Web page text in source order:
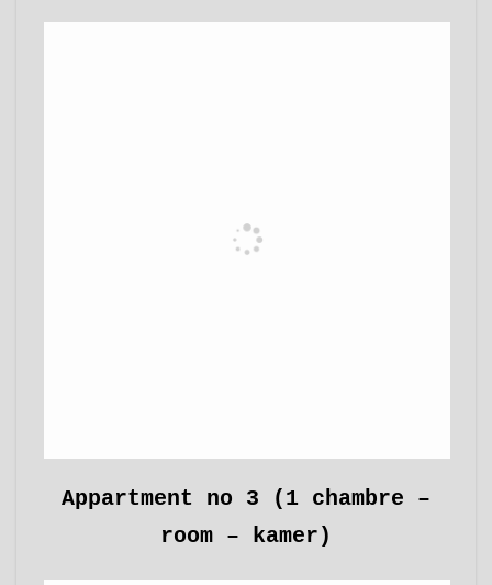
Appartment no 3 (1 chambre –
room – kamer)